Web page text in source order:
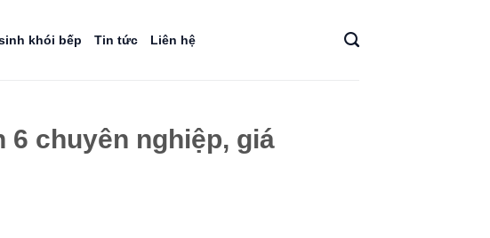
khói bếp Tin tức Liên hệ
6 chuyên nghiệp, giá